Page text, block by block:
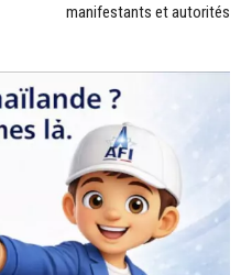
manifestants et autorités